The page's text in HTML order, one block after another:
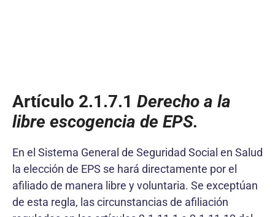
Artículo 2.1.7.1 Derecho a la
libre escogencia de EPS.
En el Sistema General de Seguridad Social en Salud
la elección de EPS se hará directamente por el
afiliado de manera libre y voluntaria. Se exceptúan
de esta regla, las circunstancias de afiliación